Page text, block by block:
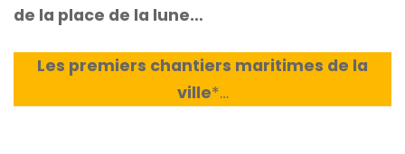
de la place de la lune…
Les premiers chantiers maritimes de la
ville*…